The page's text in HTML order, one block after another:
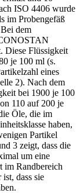
ISO 4406 wurde
im Probengefäß
dem
Diese Flüssigkeit
je 100 ml (s.
eines
2). Nach dem
bei 1900 je 100
110 auf 200 je
Öle, die im
haben,
Partikel
3 zeigt, dass die
um eine
im Randbereich
dass sie